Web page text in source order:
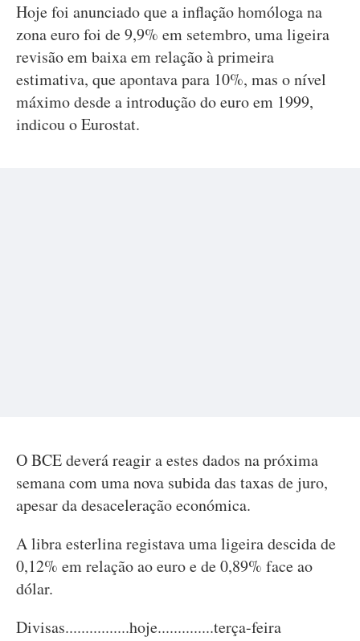
Hoje foi anunciado que a inflação homóloga na
zona euro foi de 9,9% em setembro, uma ligeira
revisão em baixa em relação à primeira
estimativa, que apontava para 10%, mas o nível
máximo desde a introdução do euro em 1999,
indicou o Eurostat.
O BCE deverá reagir a estes dados na próxima
semana com uma nova subida das taxas de juro,
apesar da desaceleração económica.
A libra esterlina registava uma ligeira descida de
0,12% em relação ao euro e de 0,89% face ao
dólar.
Divisas................hoje..............terça-feira